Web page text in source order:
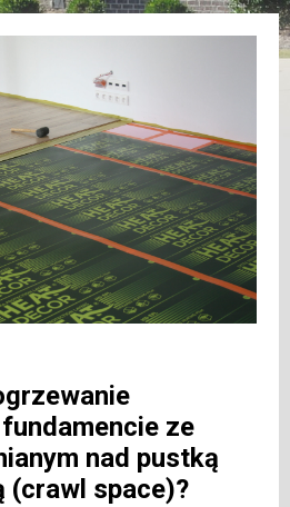
ze
nad pustką
(crawl space)?